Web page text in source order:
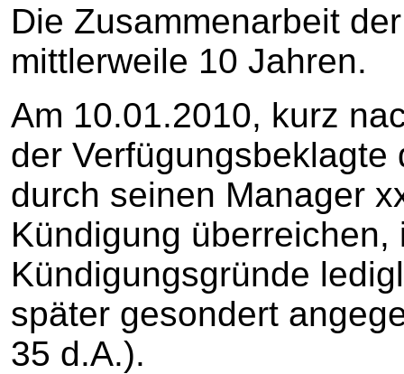
Die Zusammenarbeit
mittlerweile 10 Jahren.
Am 10.01.2010, kurz
der
durch seinen Manager
Kündigung
Kündigungsgründe
später gesondert
35 d.A.).